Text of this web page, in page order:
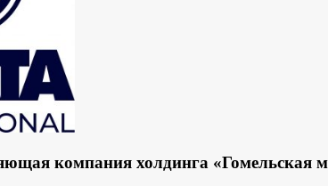
компания холдинга «Гомельская